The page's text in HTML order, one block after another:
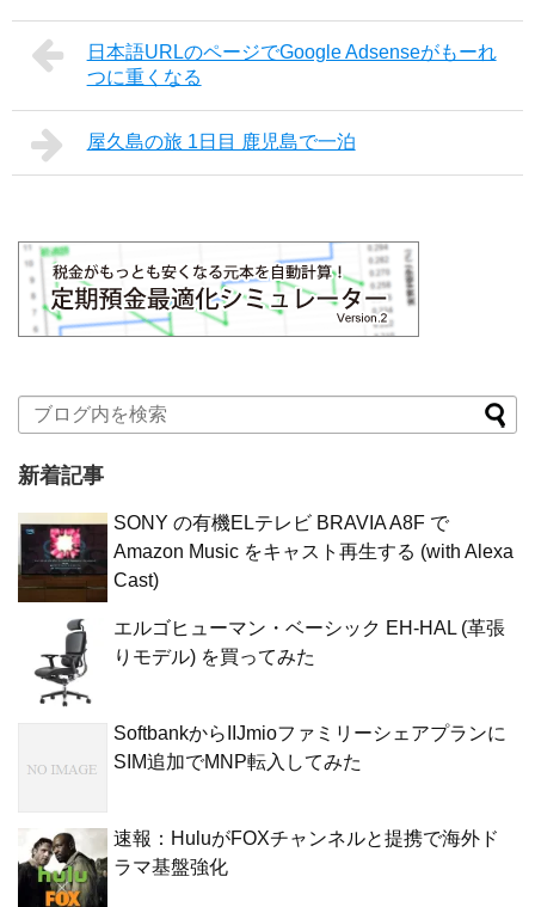
日本語URLのページでGoogle Adsenseがもーれ
つに重くなる
屋久島の旅 1日目 鹿児島で一泊
新着記事
SONY の有機ELテレビ BRAVIA A8F で
Amazon Music をキャスト再生する (with Alexa
Cast)
エルゴヒューマン・ベーシック EH-HAL (革張
りモデル) を買ってみた
SoftbankからIIJmioファミリーシェアプランに
SIM追加でMNP転入してみた
速報：HuluがFOXチャンネルと提携で海外ド
ラマ基盤強化